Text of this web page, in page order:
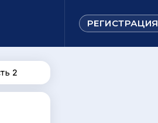
РЕГИСТРАЦИЯ
2